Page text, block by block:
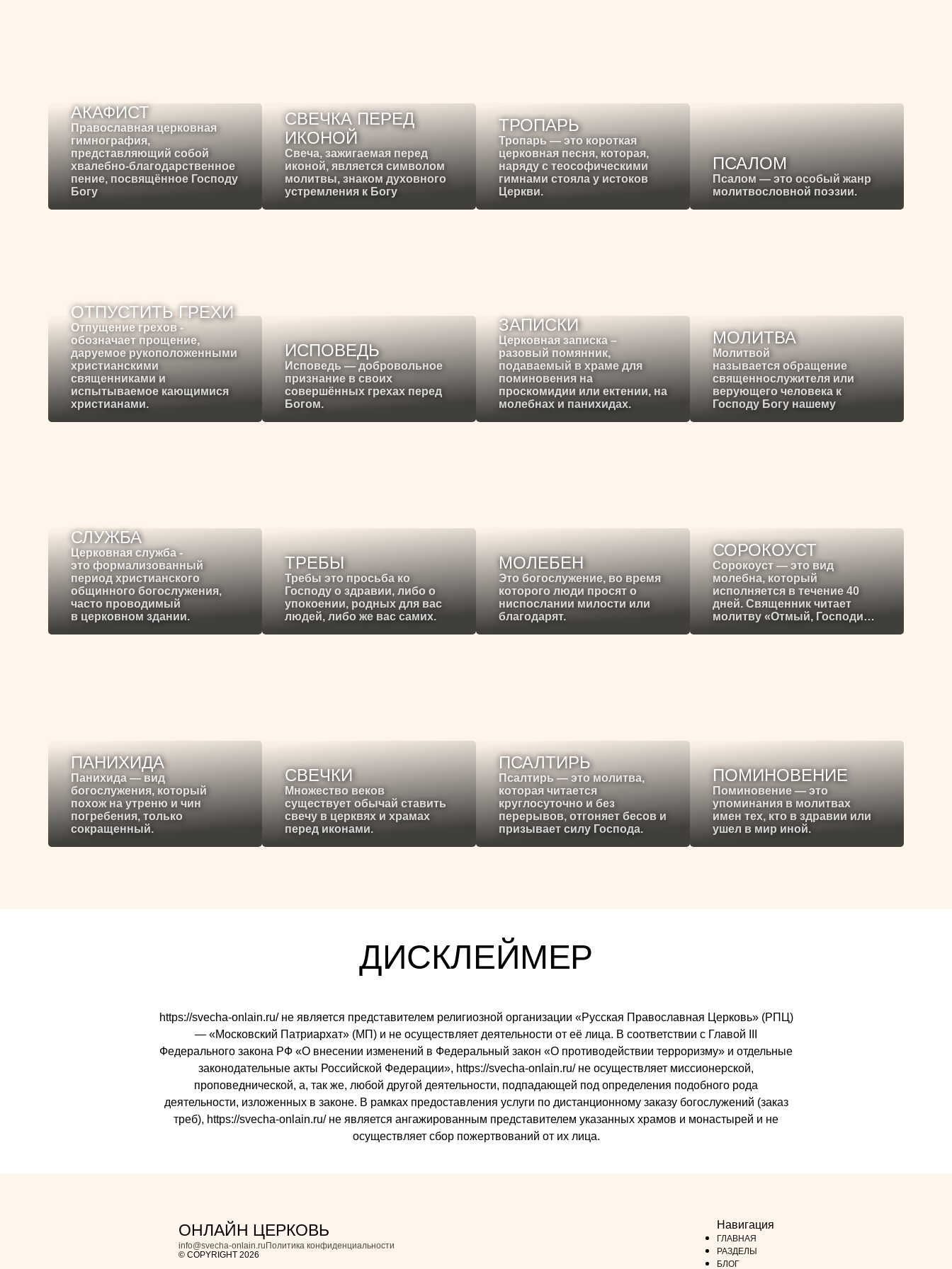
АКАФИСТ
Православная церковная
гимнография,
представляющий собой
хвалебно-благодарственное
пение, посвящённое Господу
Богу
СВЕЧКА ПЕРЕД
ИКОНОЙ
Свеча, зажигаемая перед
иконой, является символом
молитвы, знаком духовного
устремления к Богу
ТРОПАРЬ
Тропарь — это короткая
церковная песня, которая,
наряду с теософическими
гимнами стояла у истоков
Церкви.
ПСАЛОМ
Псалом — это особый жанр
молитвословной поэзии.
ОТПУСТИТЬ ГРЕХИ
Отпущение грехов -
обозначает прощение,
даруемое рукоположенными
христианскими
священниками и
испытываемое кающимися
христианами.
ИСПОВЕДЬ
Исповедь — добровольное
признание в своих
совершённых грехах перед
Богом.
ЗАПИСКИ
Церковная записка –
разовый помянник,
подаваемый в храме для
поминовения на
проскомидии или ектении, на
молебнах и панихидах.
МОЛИТВА
Молитвой
называется обращение
священнослужителя или
верующего человека к
Господу Богу нашему
СЛУЖБА
Церковная служба -
это формализованный
период христианского
общинного богослужения,
часто проводимый
в церковном здании.
ТРЕБЫ
Требы это просьба ко
Господу о здравии, либо о
упокоении, родных для вас
людей, либо же вас самих.
МОЛЕБЕН
Это богослужение, во время
которого люди просят о
ниспослании милости или
благодарят.
СОРОКОУСТ
Сорокоуст — это вид
молебна, который
исполняется в течение 40
дней. Священник читает
молитву «Отмый, Господи…
ПАНИХИДА
Панихида — вид
богослужения, который
похож на утреню и чин
погребения, только
сокращенный.
СВЕЧКИ
Множество веков
существует обычай ставить
свечу в церквях и храмах
перед иконами.
ПСАЛТИРЬ
Псалтирь — это молитва,
которая читается
круглосуточно и без
перерывов, отгоняет бесов и
призывает силу Господа.
ПОМИНОВЕНИЕ
Поминовение — это
упоминания в молитвах
имен тех, кто в здравии или
ушел в мир иной.
ДИСКЛЕЙМЕР
https://svecha-onlain.ru/ не является представителем религиозной организации «Русская Православная Церковь» (РПЦ)
— «Московский Патриархат» (МП) и не осуществляет деятельности от её лица. В соответствии с Главой III
Федерального закона РФ «О внесении изменений в Федеральный закон «О противодействии терроризму» и отдельные
законодательные акты Российской Федерации», https://svecha-onlain.ru/ не осуществляет миссионерской,
проповеднической, а, так же, любой другой деятельности, подпадающей под определения подобного рода
деятельности, изложенных в законе. В рамках предоставления услуги по дистанционному заказу богослужений (заказ
треб), https://svecha-onlain.ru/ не является ангажированным представителем указанных храмов и монастырей и не
осуществляет сбор пожертвований от их лица.
ОНЛАЙН ЦЕРКОВЬ
info@svecha-onlain.ru Политика конфиденциальности
© COPYRIGHT 2026
Навигация
ГЛАВНАЯ
РАЗДЕЛЫ
БЛОГ